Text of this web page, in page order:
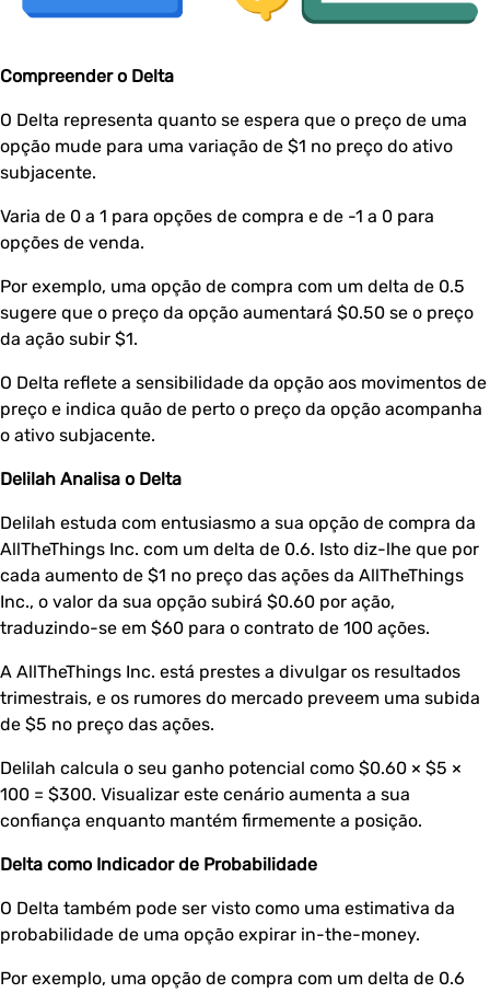
Compreender o Delta
O Delta representa quanto se espera que o preço de uma
opção mude para uma variação de $1 no preço do ativo
subjacente.
Varia de 0 a 1 para opções de compra e de -1 a 0 para
opções de venda.
Por exemplo, uma opção de compra com um delta de 0.5
sugere que o preço da opção aumentará $0.50 se o preço
da ação subir $1.
O Delta reflete a sensibilidade da opção aos movimentos de
preço e indica quão de perto o preço da opção acompanha
o ativo subjacente.
Delilah Analisa o Delta
Delilah estuda com entusiasmo a sua opção de compra da
AllTheThings Inc. com um delta de 0.6. Isto diz-lhe que por
cada aumento de $1 no preço das ações da AllTheThings
Inc., o valor da sua opção subirá $0.60 por ação,
traduzindo-se em $60 para o contrato de 100 ações.
A AllTheThings Inc. está prestes a divulgar os resultados
trimestrais, e os rumores do mercado preveem uma subida
de $5 no preço das ações.
Delilah calcula o seu ganho potencial como $0.60 × $5 ×
100 = $300. Visualizar este cenário aumenta a sua
confiança enquanto mantém firmemente a posição.
Delta como Indicador de Probabilidade
O Delta também pode ser visto como uma estimativa da
probabilidade de uma opção expirar in-the-money.
Por exemplo, uma opção de compra com um delta de 0.6